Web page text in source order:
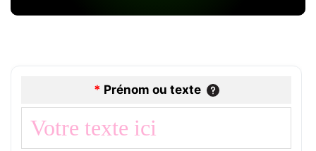
* Prénom ou texte